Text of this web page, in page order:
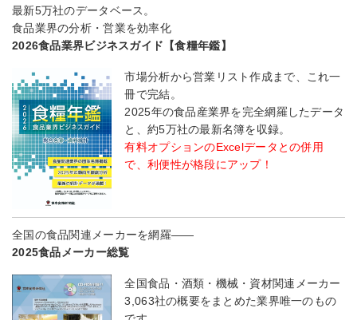
最新5万社のデータベース。
食品業界の分析・営業を効率化
2026食品業界ビジネスガイド【食糧年鑑】
市場分析から営業リスト作成まで、これ一
冊で完結。
2025年の食品産業界を完全網羅したデータ
と、約5万社の最新名簿を収録。
有料オプションのExcelデータとの併用
で、利便性が格段にアップ！
全国の食品関連メーカーを網羅――
2025食品メーカー総覧
全国食品・酒類・機械・資材関連メーカー
3,063社の概要をまとめた業界唯一のもの